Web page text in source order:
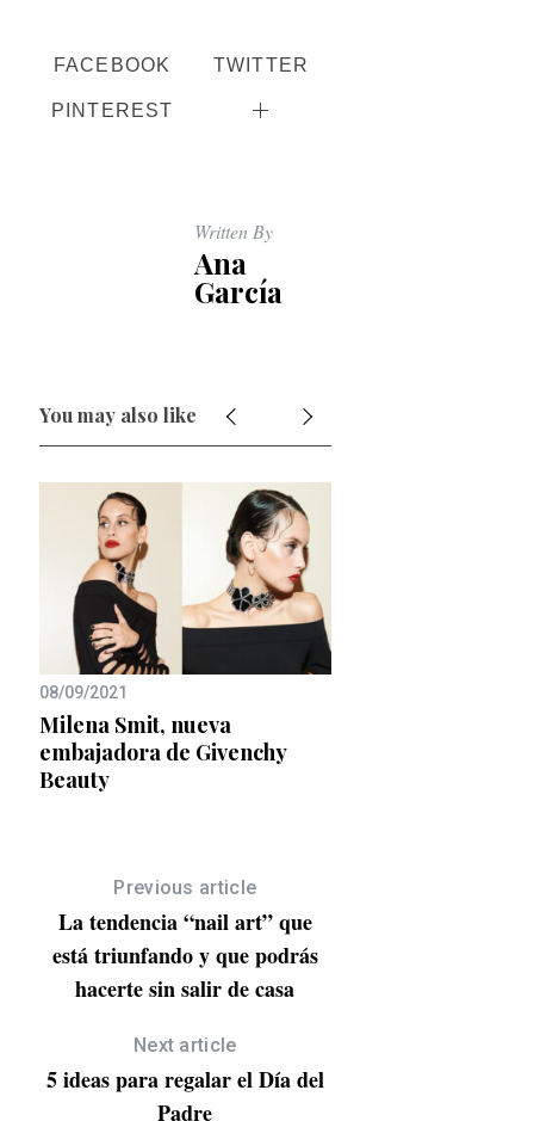
FACEBOOK TWITTER
PINTEREST
Written By
Ana
García
You may also like
08/09/2021
Milena Smit, nueva
embajadora de Givenchy
Beauty
Previous article
La tendencia “nail art” que
está triunfando y que podrás
hacerte sin salir de casa
Next article
5 ideas para regalar el Día del
Padre